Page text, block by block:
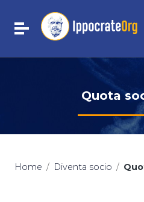
Vai al menu di navigazione
Vai al footer
Attiva / disattiva la
Quota
Home / Diventa socio /